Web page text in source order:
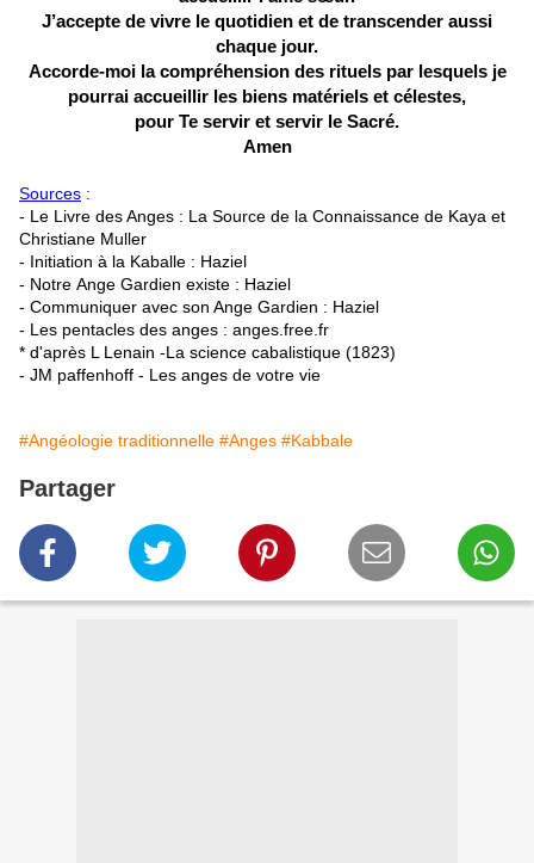
J’accepte de vivre le quotidien et de transcender aussi
chaque jour.
Accorde-moi la compréhension des rituels par lesquels je
pourrai accueillir les biens matériels et célestes,
pour Te servir et servir le Sacré.
Amen
Sources :
- Le Livre des Anges : La Source de la Connaissance de Kaya et
Christiane Muller
- Initiation à la Kaballe : Haziel
- Notre Ange Gardien existe : Haziel
- Communiquer avec son Ange Gardien : Haziel
- Les pentacles des anges : anges.free.fr
* d'après L Lenain -La science cabalistique (1823)
- JM paffenhoff - Les anges de votre vie
#Angéologie traditionnelle #Anges #Kabbale
Partager